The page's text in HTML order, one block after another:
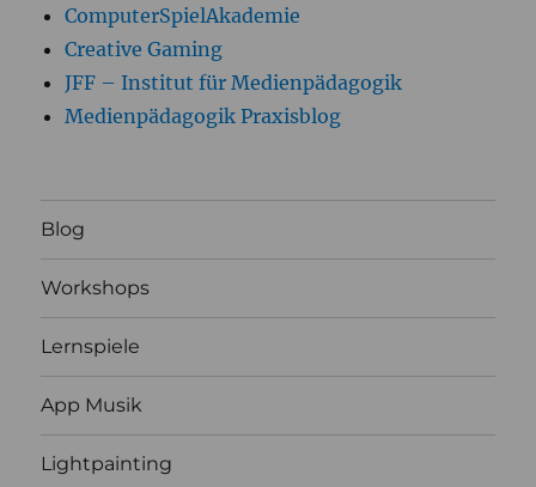
ComputerSpielAkademie
Creative Gaming
JFF – Institut für Medienpädagogik
Medienpädagogik Praxisblog
Blog
Workshops
Lernspiele
App Musik
Lightpainting